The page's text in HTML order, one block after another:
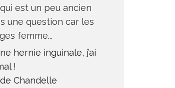
est un peu ancien
une question car les
femme...
hernie inguinale, j’ai
!
Chandelle